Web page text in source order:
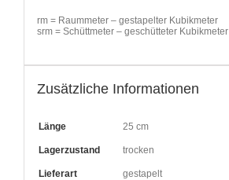
rm = Raummeter – gestapelter Kubikmeter
srm = Schüttmeter – geschütteter Kubikmeter
Zusätzliche Informationen
Länge 25 cm
Lagerzustand trocken
Lieferart gestapelt